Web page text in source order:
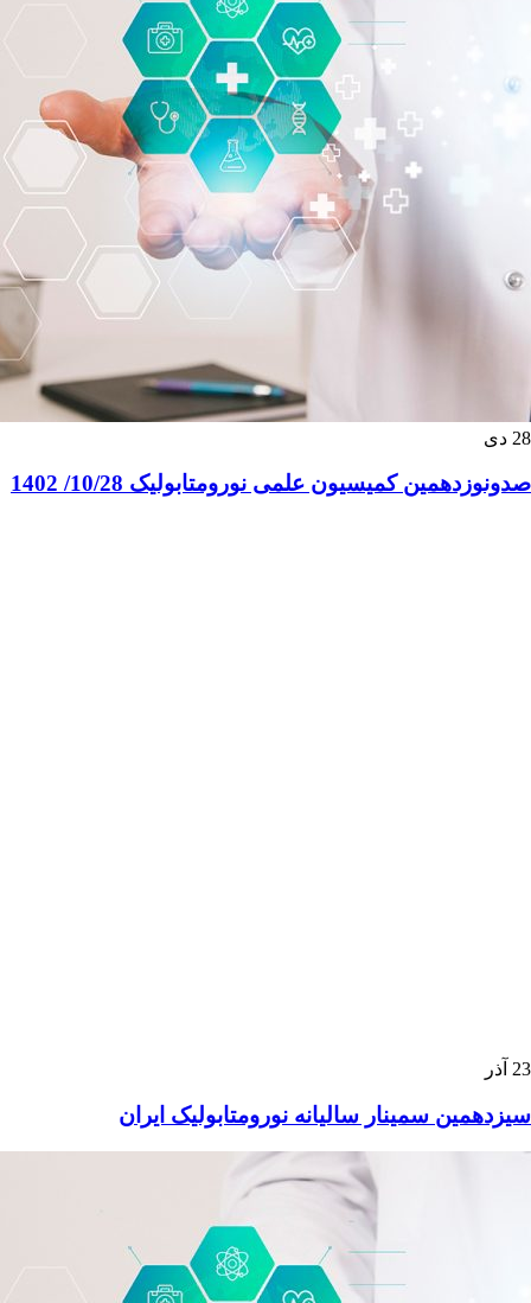
28 دی
صدونوزدهمین کمیسیون علمی نورومتابولیک 10/28/ 1402
23 آذر
سیزدهمین سمینار سالیانه نورومتابولیک ایران